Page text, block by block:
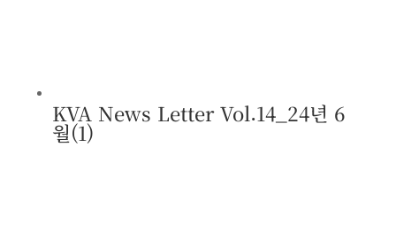
KVA News Letter Vol.14_24년 6
월(1)